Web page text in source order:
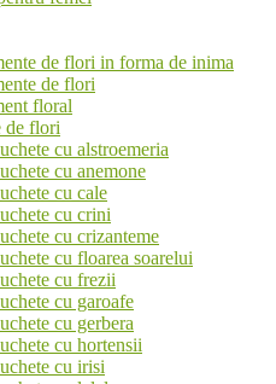
de flori in forma de inima
de flori
floral
de flori
cu alstroemeria
cu anemone
cu cale
cu crini
cu crizanteme
cu floarea soarelui
cu frezii
cu garoafe
cu gerbera
cu hortensii
cu irisi